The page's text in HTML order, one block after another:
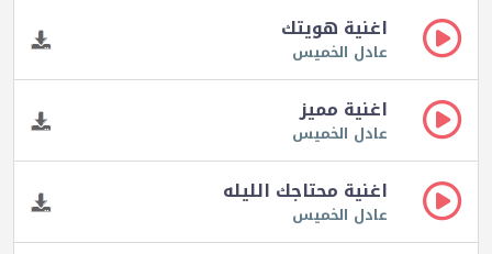
اغنية هويتك
عادل الخميس
اغنية مميز
عادل الخميس
اغنية محتاجك الليله
عادل الخميس